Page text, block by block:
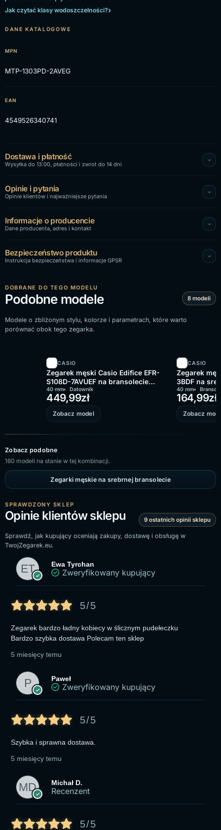
Jak czytać klasy wodoszczelności?
DANE KATALOGOWE
MPN
MTP-1303PD-2AVEG
EAN
4549526340741
Dostawa i płatność
Wysyłka do 13:00, płatności i zwrot do 14 dni
Opinie i pytania
Opinie klientów i najważniejsze pytania
Informacje o producencie
Dane producenta, adres i kontakt
Bezpieczeństwo produktu
Instrukcja bezpieczeństwa i informacje GPSR
DOBRANE DO TEGO MODELU
Podobne modele 8 modeli
Modele o zbliżonym stylu, kolorze i parametrach, które warto
porównać obok tego zegarka.
CASIO
Zegarek męski Casio Edifice EFR-
S108D-7AVUEF na bransolecie
srebrnej, biała tarcza
40 mm Datownik
449,99zł
Zobacz model
CASIO
Zegarek
3BDF na
zielona
40 mm
164,99zł
Zobacz
Zobacz podobne
160 modeli na stanie w tej kombinacji.
Zegarki męskie na srebrnej bransolecie
SPRAWDZONY SKLEP
Opinie klientów sklepu 9 ostatnich opinii sklepu
Sprawdź, jak kupujący oceniają zakupy, dostawę i obsługę w
TwojZegarek.eu.
Ewa Tyrchan
Zweryfikowany kupujący
5/5
Zegarek bardzo ładny kobiecy w ślicznym pudełeczku
Bardzo szybka dostawa Polecam ten sklep
5 miesięcy temu
Paweł
Zweryfikowany kupujący
5/5
Szybka i sprawna dostawa.
5 miesięcy temu
Michał D.
Recenzent
5/5